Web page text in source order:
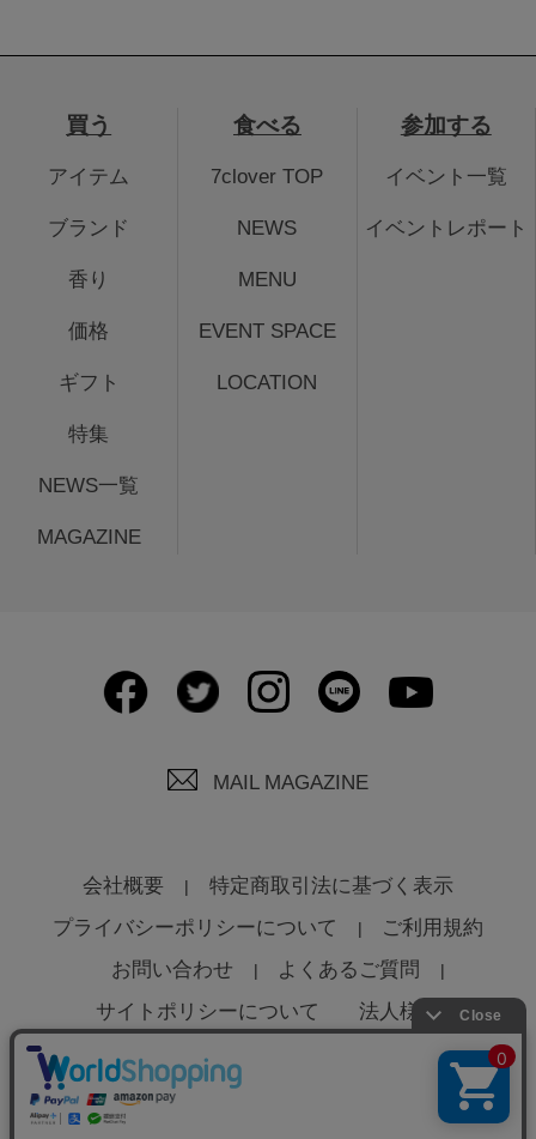
買う
アイテム
ブランド
香り
価格
ギフト
特集
NEWS一覧
MAGAZINE
食べる
7clover TOP
NEWS
MENU
EVENT SPACE
LOCATION
参加する
イベント一覧
イベントレポート
MAIL MAGAZINE
会社概要
特定商取引法に基づく表示
プライバシーポリシーについて
ご利用規約
お問い合わせ
よくあるご質問
サイトポリシーについて
法人様へ
© Global Product Planning Co., Ltd